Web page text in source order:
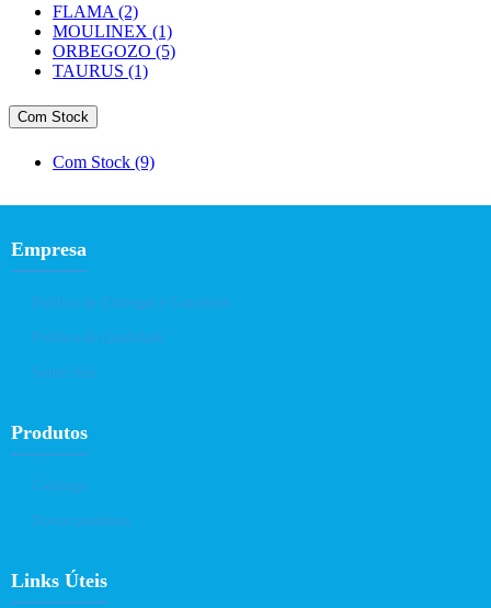
FLAMA (2)
MOULINEX (1)
ORBEGOZO (5)
TAURUS (1)
Com Stock
Com Stock (9)
Empresa
Política de Entregas e Garantias
Política de Qualidade
Sobre Nós
Produtos
Catálogo
Novos produtos
Links Úteis